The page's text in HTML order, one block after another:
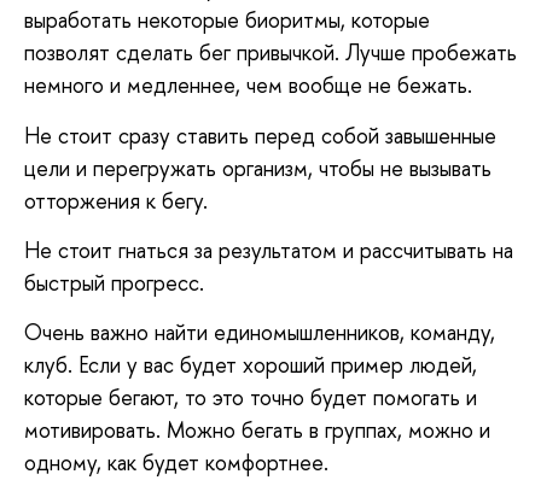
выработать некоторые биоритмы, которые
позволят сделать бег привычкой. Лучше пробежать
немного и медленнее, чем вообще не бежать.
Не стоит сразу ставить перед собой завышенные
цели и перегружать организм, чтобы не вызывать
отторжения к бегу.
Не стоит гнаться за результатом и рассчитывать на
быстрый прогресс.
Очень важно найти единомышленников, команду,
клуб. Если у вас будет хороший пример людей,
которые бегают, то это точно будет помогать и
мотивировать. Можно бегать в группах, можно и
одному, как будет комфортнее.